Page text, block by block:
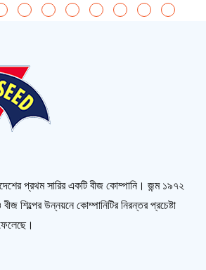
প্রথম সারির একটি বীজ কোম্পানি। জন্ম ১৯৭২
শিল্পের উন্নয়নে কোম্পানিটির নিরন্তর প্রচেষ্টা